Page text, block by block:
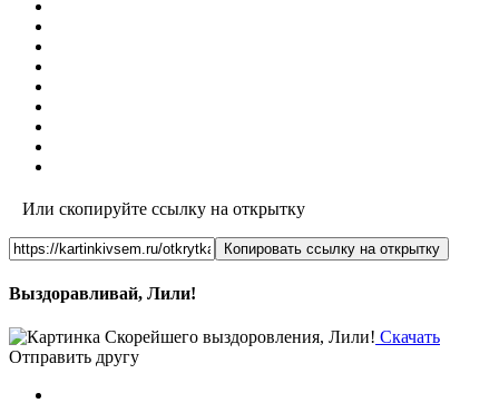
Или скопируйте ссылку на открытку
Копировать ссылку на открытку
Выздоравливай, Лили!
Скачать
Отправить другу